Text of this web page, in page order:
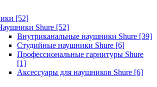
[52]
Shure [52]
Внутриканальные наушники Shure [39]
Студийные наушники Shure [6]
Профессиональные гарнитуры Shure
[1]
Аксессуары для наушников Shure [6]